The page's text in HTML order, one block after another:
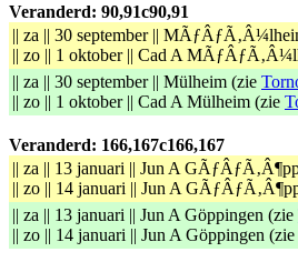
Veranderd: 90,91c90,91
|| za || 30 september ||
|| zo || 1 oktober || Cad A
|| za || 30 september || Mülheim (zie
|| zo || 1 oktober || Cad A Mülheim (zie
Veranderd: 166,167c166,167
|| za || 13 januari || Jun A
|| zo || 14 januari || Jun A
|| za || 13 januari || Jun A Göppingen (zie
|| zo || 14 januari || Jun A Göppingen (zie